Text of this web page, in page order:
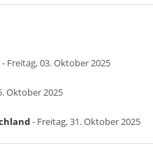
- Freitag, 03. Oktober 2025
Oktober 2025
- Freitag, 31. Oktober 2025